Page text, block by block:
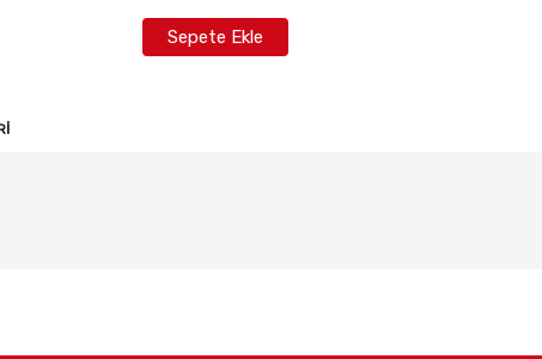
Sepete Ekle